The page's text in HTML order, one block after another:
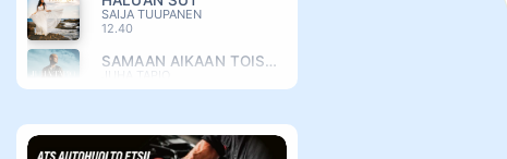
SAIJA TUUPANEN
12.40
SAMAAN AIKAAN TOISAALLA
12.34
JOHNNY & MARY
ROPERT PALMER
12.27